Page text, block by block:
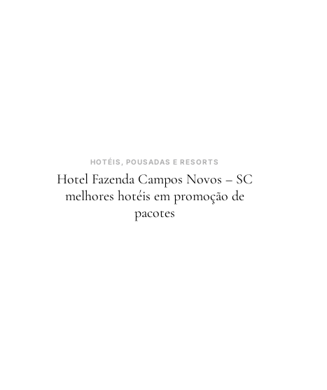
HOTÉIS, POUSADAS E RESORTS
Hotel Fazenda Campos Novos – SC
melhores hotéis em promoção de
pacotes